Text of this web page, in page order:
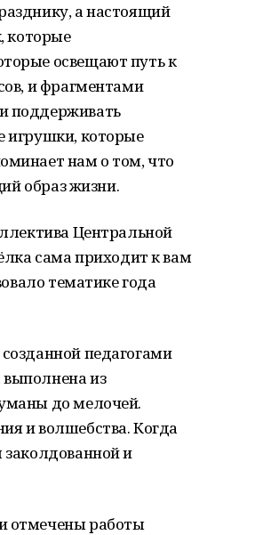
а настоящий
которые
освещают путь к
и фрагментами
поддерживать
игрушки, которые
нам о том, что
образ жизни.
Центральной
сама приходит к вам
тематике года
педагогами
из
до мелочей.
и волшебства. Когда
и
отмечены работы